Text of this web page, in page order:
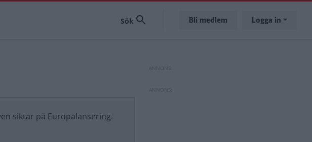
Bli medlem Logga in
siktar på Europalansering.